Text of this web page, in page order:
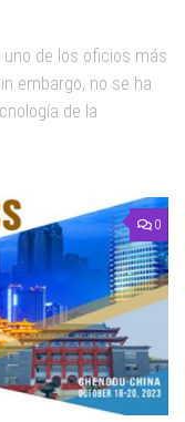
de los oficios más
embargo, no se ha
de la
0